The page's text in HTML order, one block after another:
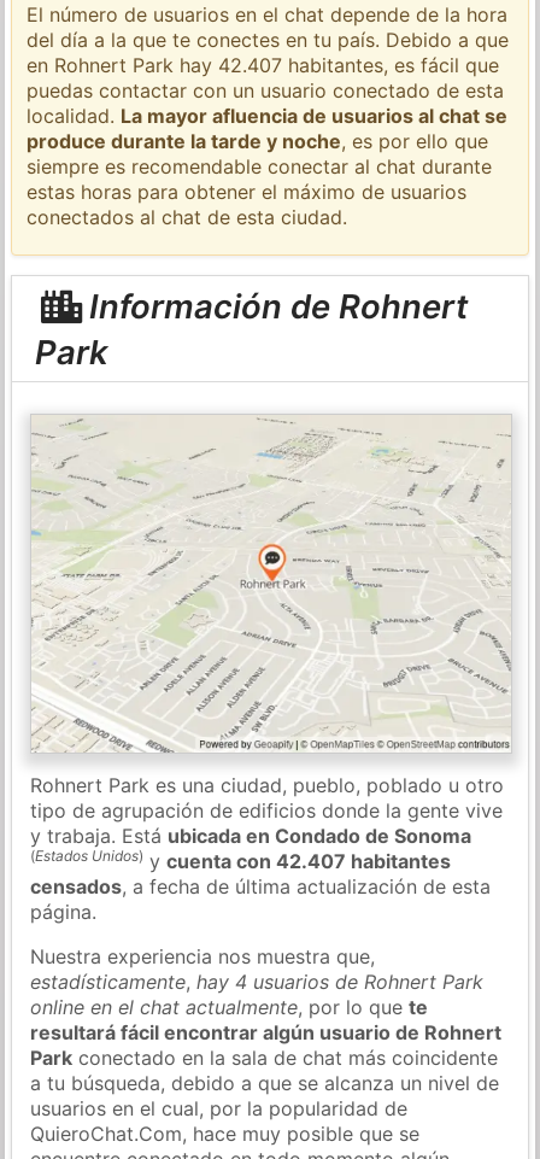
El número de usuarios en el chat depende de la hora
del día a la que te conectes en tu país. Debido a que
en Rohnert Park hay 42.407 habitantes, es fácil que
puedas contactar con un usuario conectado de esta
localidad. La mayor afluencia de usuarios al chat se
produce durante la tarde y noche, es por ello que
siempre es recomendable conectar al chat durante
estas horas para obtener el máximo de usuarios
conectados al chat de esta ciudad.
Información de Rohnert
Park
Rohnert Park es una ciudad, pueblo, poblado u otro
tipo de agrupación de edificios donde la gente vive
y trabaja. Está ubicada en Condado de Sonoma
(Estados Unidos) ycuenta con 42.407 habitantes
censados, a fecha de última actualización de esta
página.
Nuestra experiencia nos muestra que,
estadísticamente,hay 4 usuarios de Rohnert Park
online en el chat actualmente, por lo quete
resultará fácil encontrar algún usuario de Rohnert
Park conectado en la sala de chat más coincidente
a tu búsqueda, debido a que se alcanza un nivel de
usuarios en el cual, por la popularidad de
QuieroChat.Com, hace muy posible que se